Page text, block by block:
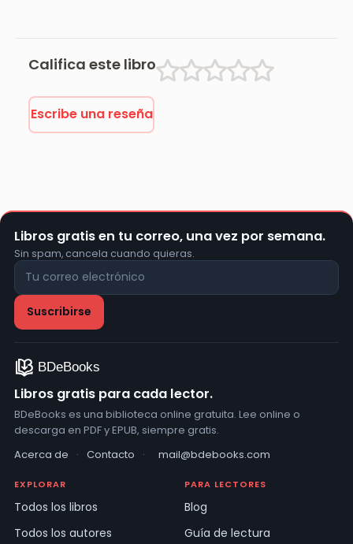
Califica este libro
Escribe una reseña
Libros gratis en tu correo, una vez por semana.
Sin spam, cancela cuando quieras.
Libros gratis para cada lector.
BDeBooks es una biblioteca online gratuita. Lee online o
descarga en PDF y EPUB, siempre gratis.
Acerca de
· Contacto · mail@bdebooks.com
EXPLORAR
Todos los libros
Todos los autores
PARA LECTORES
Blog
Guía de lectura